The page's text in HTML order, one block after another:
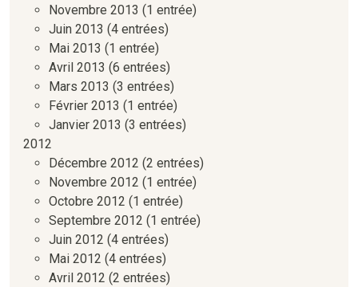
Novembre 2013 (1 entrée)
Juin 2013 (4 entrées)
Mai 2013 (1 entrée)
Avril 2013 (6 entrées)
Mars 2013 (3 entrées)
Février 2013 (1 entrée)
Janvier 2013 (3 entrées)
2012
Décembre 2012 (2 entrées)
Novembre 2012 (1 entrée)
Octobre 2012 (1 entrée)
Septembre 2012 (1 entrée)
Juin 2012 (4 entrées)
Mai 2012 (4 entrées)
Avril 2012 (2 entrées)